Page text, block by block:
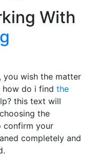
With
you wish the matter
how do i find the
this text will
the
confirm your
completely and